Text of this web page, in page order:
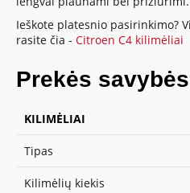
Ieškote platesnio pasirinkimo?
rasite čia -Citroen C4 kilimėliai
Prekės savybės
KILIMĖLIAI
Tipas
Kilimėlių kiekis